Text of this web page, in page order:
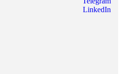
LinkedIn